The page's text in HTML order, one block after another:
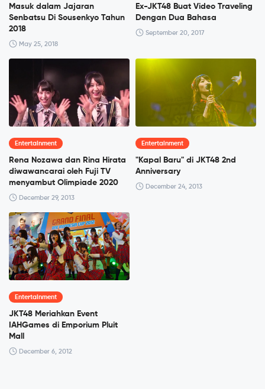
Masuk dalam Jajaran
Senbatsu Di Sousenkyo Tahun
2018
May 25, 2018
Ex-JKT48 Buat Video Traveling
Dengan Dua Bahasa
September 20, 2017
Entertainment
Rena Nozawa dan Rina Hirata
diwawancarai oleh Fuji TV
menyambut Olimpiade 2020
December 29, 2013
Entertainment
"Kapal Baru" di JKT48 2nd
Anniversary
December 24, 2013
Entertainment
JKT48 Meriahkan Event
IAHGames di Emporium Pluit
Mall
December 6, 2012